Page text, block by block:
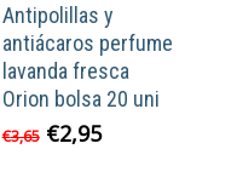
Antipolillas y
antiácaros perfume
lavanda fresca
Orion bolsa 20 uni
€3,65 El
€2,95El